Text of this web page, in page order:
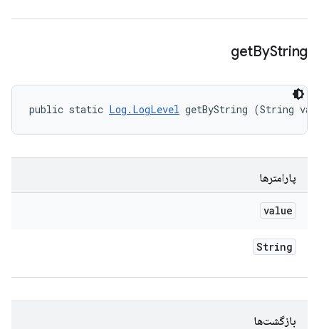
getByString
public static Log.LogLevel getByString (String
پارامترها
value
String
بازگشت‌ها